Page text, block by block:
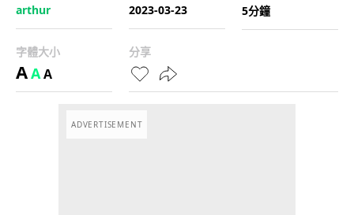
arthur
2023-03-23
5分鐘
字體大小
AAA
分享
ADVERTISEMENT